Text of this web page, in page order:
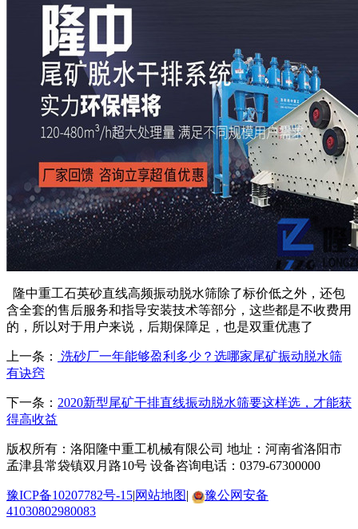
隆中重工石英砂直线高频振动脱水筛除了标价低之外，还包
含全套的售后服务和指导安装技术等部分，这些都是不收费用
的，所以对于用户来说，后期保障足，也是双重优惠了
上一条：
洗砂厂一年能够盈利多少？选哪家尾矿振动脱水筛
有诀窍
下一条： 2020新型尾矿干排直线振动脱水筛要这样选，才能获
得高收益
版权所有：洛阳隆中重工机械有限公司 地址：河南省洛阳市
孟津县常袋镇双月路10号 设备咨询电话：0379-67300000
豫ICP备10207782号-15|网站地图|
豫公网安备
41030802980083